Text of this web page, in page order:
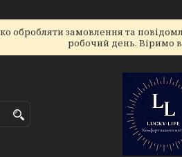
обробляти замовлення та
робочий день. Віримо